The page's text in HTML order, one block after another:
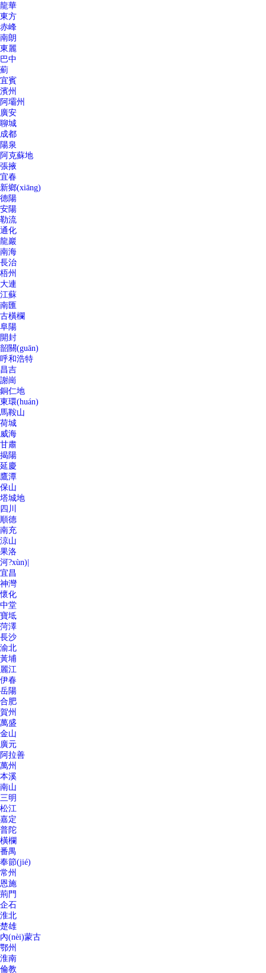
龍華
東方
赤峰
南朗
東麗
巴中
薊
宜賓
濱州
阿壩州
廣安
聊城
成都
陽泉
阿克蘇地
張掖
宜春
新鄉(xiāng)
德陽
安陽
勒流
通化
龍巖
南海
長治
梧州
大連
江蘇
南匯
古橫欄
阜陽
開封
韶關(guān)
呼和浩特
昌吉
謝崗
銅仁地
東環(huán)
馬鞍山
荷城
威海
甘肅
揭陽
延慶
鷹潭
保山
塔城地
四川
順德
南充
涼山
果洛
河?xùn)|
宜昌
神灣
懷化
中堂
寶坻
菏澤
長沙
渝北
黃埔
麗江
伊春
岳陽
合肥
賀州
萬盛
金山
廣元
阿拉善
萬州
本溪
南山
三明
松江
嘉定
普陀
橫欄
番禺
奉節(jié)
常州
恩施
荊門
企石
淮北
楚雄
內(nèi)蒙古
鄂州
淮南
倫教